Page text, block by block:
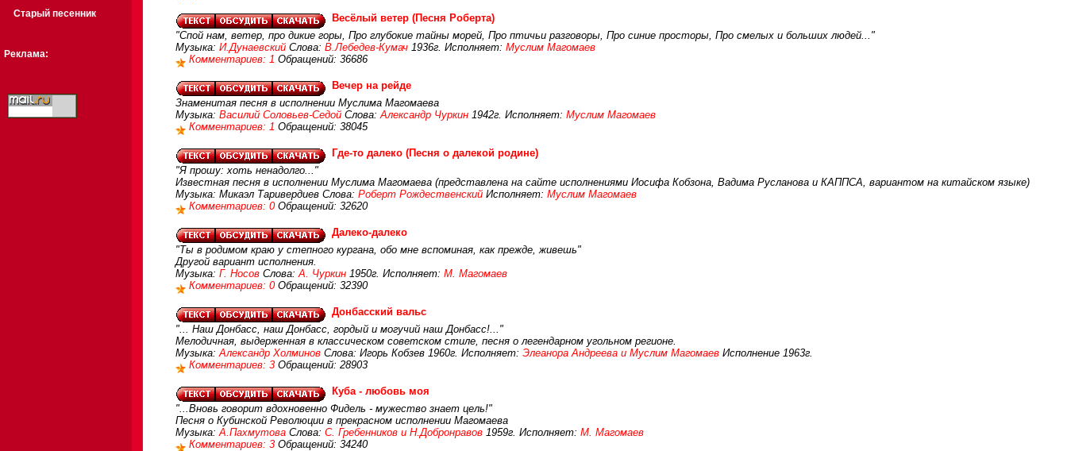
Старый песенник
Реклама:
Весёлый ветер (Песня Роберта)
"Спой нам, ветер, про дикие горы, Про глубокие тайны морей, Про птичьи разговоры, Про синие просторы, Про смелых и больших людей..."
Музыка: И.Дунаевский Слова: В.Лебедев-Кумач 1936г. Исполняет: Муслим Магомаев
Комментариев: 1 Обращений: 36686
Вечер на рейде
Знаменитая песня в исполнении Муслима Магомаева
Музыка: Василий Соловьев-Седой Слова:Александр Чуркин 1942г. Исполняет: Муслим Магомаев
Комментариев: 1 Обращений: 38045
Где-то далеко (Песня о далекой родине)
"Я прошу: хоть ненадолго..."
Известная песня в исполнении Муслима Магомаева (представлена на сайте исполнениями Иосифа Кобзона, Вадима Русланова и КАППСА, вариантом на китайском языке)
Музыка: Микаэл Таривердиев Слова: Роберт Рождественский Исполняет: Муслим Магомаев
Комментариев: 0 Обращений: 32620
Далеко-далеко
"Ты в родимом краю у степного кургана, обо мне вспоминая, как прежде, живешь"
Другой вариант исполнения.
Музыка: Г. Носов Слова:А. Чуркин 1950г. Исполняет: М. Магомаев
Комментариев: 0 Обращений: 32390
Донбасский вальс
"... Наш Донбасс, наш Донбасс, гордый и могучий наш Донбасс!..."
Мелодичная, выдерженная в классическом советском стиле, песня о легендарном угольном регионе.
Музыка:Александр Холминов Слова: Игорь Кобзев 1960г. Исполняет: Элеанора Андреева и Муслим Магомаев Исполнение 1963г.
Комментариев: 3 Обращений: 28903
Куба - любовь моя
"...Вновь говорит вдохновенно Фидель - мужество знает цель!"
Песня о Кубинской Революции в прекрасном исполнении Магомаева
Музыка:А.Пахмутова Слова: С. Гребенников и Н.Добронравов 1959г. Исполняет: М. Магомаев
Комментариев: 3 Обращений: 34240